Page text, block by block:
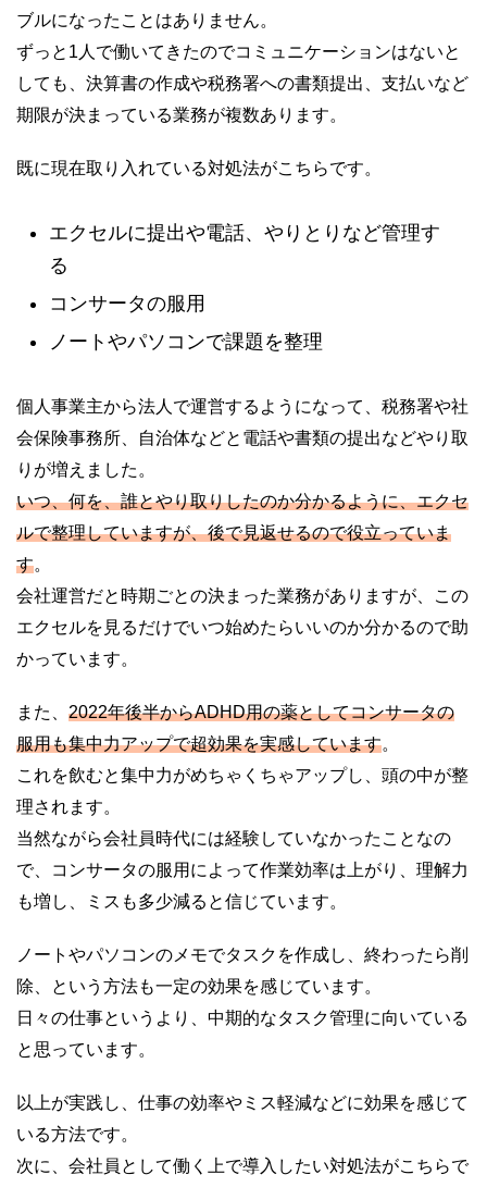
ブルになったことはありません。
ずっと1人で働いてきたのでコミュニケーションはないと
しても、決算書の作成や税務署への書類提出、支払いなど
期限が決まっている業務が複数あります。
既に現在取り入れている対処法がこちらです。
エクセルに提出や電話、やりとりなど管理す
る
コンサータの服用
ノートやパソコンで課題を整理
個人事業主から法人で運営するようになって、税務署や社
会保険事務所、自治体などと電話や書類の提出などやり取
りが増えました。
いつ、何を、誰とやり取りしたのか分かるように、エクセ
ルで整理していますが、後で見返せるので役立っていま
す。
会社運営だと時期ごとの決まった業務がありますが、この
エクセルを見るだけでいつ始めたらいいのか分かるので助
かっています。
また、 2022年後半からADHD用の薬としてコンサータの
服用も集中力アップで超効果を実感しています。
これを飲むと集中力がめちゃくちゃアップし、頭の中が整
理されます。
当然ながら会社員時代には経験していなかったことなの
で、コンサータの服用によって作業効率は上がり、理解力
も増し、ミスも多少減ると信じています。
ノートやパソコンのメモでタスクを作成し、終わったら削
除、という方法も一定の効果を感じています。
日々の仕事というより、中期的なタスク管理に向いている
と思っています。
以上が実践し、仕事の効率やミス軽減などに効果を感じて
いる方法です。
次に、会社員として働く上で導入したい対処法がこちらで